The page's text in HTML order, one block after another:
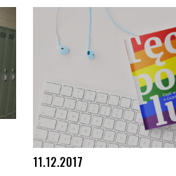
11.12.2017